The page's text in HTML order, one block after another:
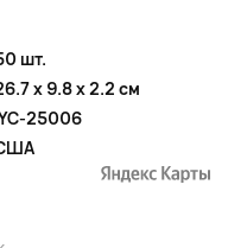
шт.
x 9.8 x 2.2 см
25006